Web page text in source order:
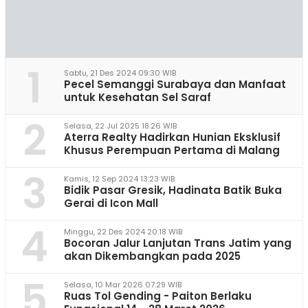
1 Sabtu, 21 Des 2024 09:30 WIB
Pecel Semanggi Surabaya dan Manfaat
untuk Kesehatan Sel Saraf
2 Selasa, 22 Jul 2025 18:26 WIB
Aterra Realty Hadirkan Hunian Eksklusif
Khusus Perempuan Pertama di Malang
3 Kamis, 12 Sep 2024 13:23 WIB
Bidik Pasar Gresik, Hadinata Batik Buka
Gerai di Icon Mall
4 Minggu, 22 Des 2024 20:18 WIB
Bocoran Jalur Lanjutan Trans Jatim yang
akan Dikembangkan pada 2025
Selasa, 10 Mar 2026 07:29 WIB
Ruas Tol Gending - Paiton Berlaku